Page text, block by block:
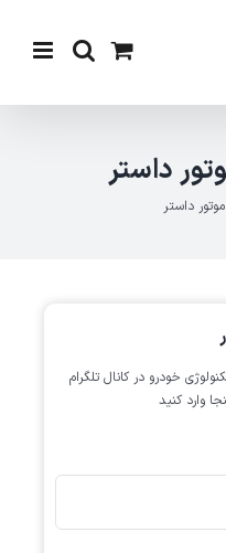
داستر
داستر
خودرو در کانال تلگرام
وارد کنید